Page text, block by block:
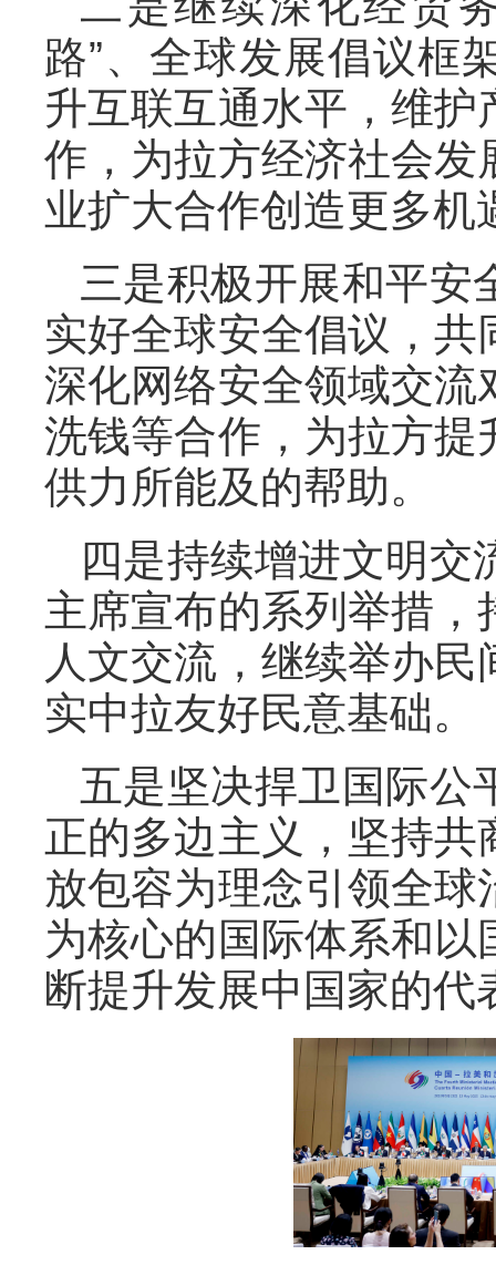
路”、全球发展倡议框
升互联互通水平，维
作，为拉方经济社会
业扩大合作创造更多机
三是积极开展和平安
实好全球安全倡议，
深化网络安全领域交
洗钱等合作，为拉方
供力所能及的帮助。
四是持续增进文明交
主席宣布的系列举措
人文交流，继续举办
实中拉友好民意基础。
五是坚决捍卫国际公
正的多边主义，坚持
放包容为理念引领全
为核心的国际体系和
断提升发展中国家的代